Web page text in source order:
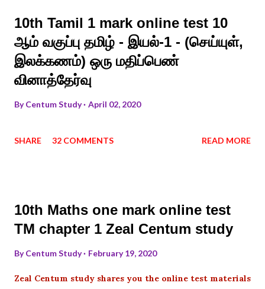
10th Tamil 1 mark online test 10
ஆம் வகுப்பு தமிழ் - இயல்-1 - (செய்யுள்,
இலக்கணம்) ஒரு மதிப்பெண்
வினாத்தேர்வு
ByCentum Study April 02, 2020
SHARE 32 COMMENTS READ MORE
10th Maths one mark online test
TM chapter 1 Zeal Centum study
ByCentum Study February 19, 2020
Zeal Centum study shares you the online test materials